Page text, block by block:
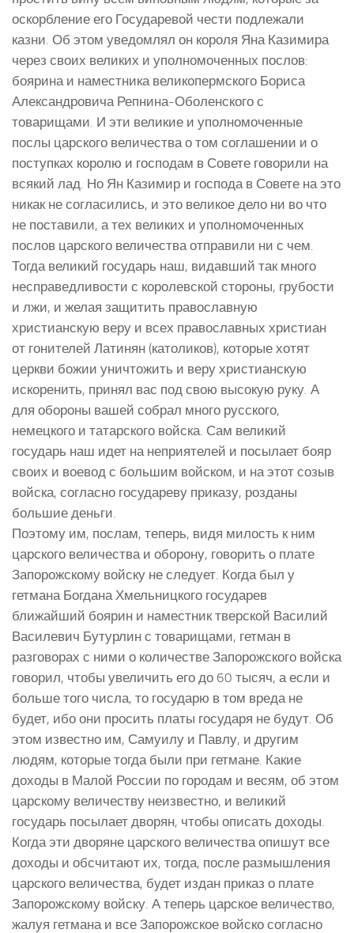
оскорбление его Государевой чести подлежали
казни. Об этом уведомлял он короля Яна Казимира
через своих великих и уполномоченных послов:
боярина и наместника великопермского Бориса
Александровича Репнина-Оболенского с
товарищами. И эти великие и уполномоченные
послы царского величества о том соглашении и о
поступках королю и господам в Совете говорили на
всякий лад. Но Ян Казимир и господа в Совете на это
никак не согласились, и это великое дело ни во что
не поставили, а тех великих и уполномоченных
послов царского величества отправили ни с чем.
Тогда великий государь наш, видавший так много
несправедливости с королевской стороны, грубости
и лжи, и желая защитить православную
христианскую веру и всех православных христиан
от гонителей Латинян (католиков), которые хотят
церкви божии уничтожить и веру христианскую
искоренить, принял вас под свою высокую руку. А
для обороны вашей собрал много русского,
немецкого и татарского войска. Сам великий
государь наш идет на неприятелей и посылает бояр
своих и воевод с большим войском, и на этот созыв
войска, согласно государеву приказу, розданы
большие деньги.
Поэтому им, послам, теперь, видя милость к ним
царского величества и оборону, говорить о плате
Запорожскому войску не следует. Когда был у
гетмана Богдана Хмельницкого государев
ближайший боярин и наместник тверской Василий
Василевич Бутурлин с товарищами, гетман в
разговорах с ними о количестве Запорожского войска
говорил, чтобы увеличить его до 60 тысяч, а если и
больше того числа, то государю в том вреда не
будет, ибо они просить платы государя не будут. Об
этом известно им, Самуилу и Павлу, и другим
людям, которые тогда были при гетмане. Какие
доходы в Малой России по городам и весям, об этом
царскому величеству неизвестно, и великий
государь посылает дворян, чтобы описать доходы.
Когда эти дворяне царского величества опишут все
доходы и обсчитают их, тогда, после размышления
царского величества, будет издан приказ о плате
Запорожскому войску. А теперь царское величество,
жалуя гетмана и все Запорожское войско согласно